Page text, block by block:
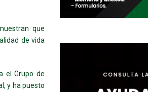
que
de vida
el Grupo de
y ha puesto